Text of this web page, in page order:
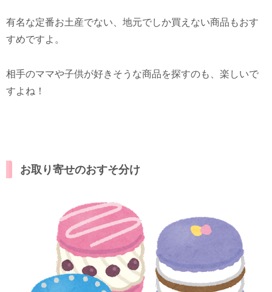
有名な定番お土産でない、地元でしか買えない商品もおす
すめですよ。
相手のママや子供が好きそうな商品を探すのも、楽しいで
すよね！
お取り寄せのおすそ分け